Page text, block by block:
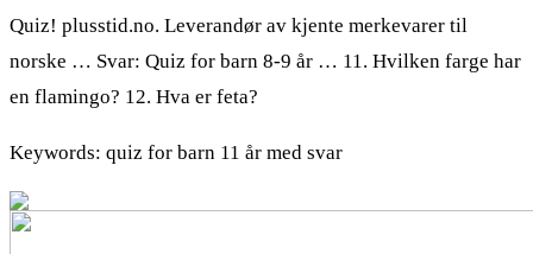
Quiz! plusstid.no. Leverandør av kjente merkevarer til
norske … Svar: Quiz for barn 8-9 år … 11. Hvilken farge har
en flamingo? 12. Hva er feta?
Keywords: quiz for barn 11 år med svar